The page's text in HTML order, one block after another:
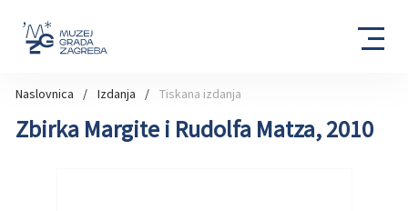
Naslovnica Izdanja Tiskana izdanja
Zbirka Margite i Rudolfa Matza, 2010